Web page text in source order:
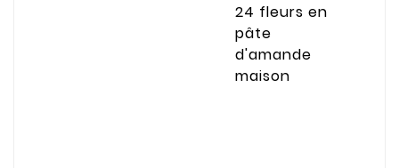
24 fleurs en
pâte
d'amande
maison